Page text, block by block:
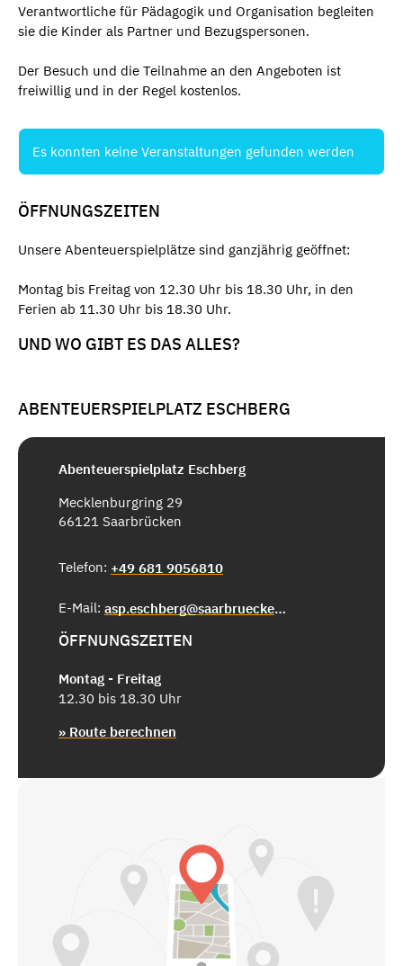
Verantwortliche für Pädagogik und Organisation begleiten
sie die Kinder als Partner und Bezugspersonen.
Der Besuch und die Teilnahme an den Angeboten ist
freiwillig und in der Regel kostenlos.
Es konnten keine Veranstaltungen gefunden werden
ÖFFNUNGSZEITEN
Unsere Abenteuerspielplätze sind ganzjährig geöffnet:
Montag bis Freitag von 12.30 Uhr bis 18.30 Uhr, in den
Ferien ab 11.30 Uhr bis 18.30 Uhr.
UND WO GIBT ES DAS ALLES?
ABENTEUERSPIELPLATZ ESCHBERG
Abenteuerspielplatz Eschberg
Mecklenburgring 29
66121 Saarbrücken
Telefon: +49 681 9056810
E-Mail: asp.eschberg@saarbruecken.de
ÖFFNUNGSZEITEN
Montag - Freitag
12.30 bis 18.30 Uhr
» Route berechnen